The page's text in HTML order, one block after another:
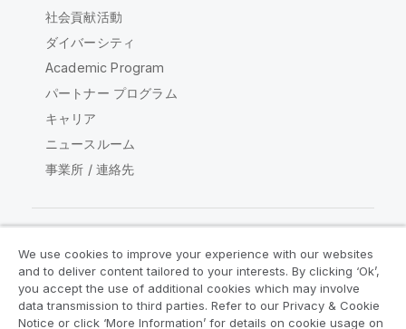
社会貢献活動
ダイバーシティ
Academic Program
パートナー プログラム
キャリア
ニュースルーム
事業所 / 連絡先
Qlik コミュニティ
法的契約 製品規約
Legal Policies
We use cookies to improve your experience with our websites
and to deliver content tailored to your interests. By clicking ‘Ok’,
you accept the use of additional cookies which may involve
data transmission to third parties. Refer to our Privacy & Cookie
Notice or click ‘More Information’ for details on cookie usage on